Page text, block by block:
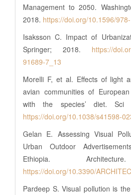
Management to 2050.
2018. https://doi.org/10.1596/
Isaksson C. Impact of
Springer; 2018. https://
91689-7_13
Morelli F, et al. Effects of light
avian communities of
with the species’ diet. Sci
https://doi.org/10.1038/s41598-
Gelan E. Assessing Visual
Urban Outdoor
Ethiopia.
https://doi.org/10.3390/
Pardeep S. Visual pollution is